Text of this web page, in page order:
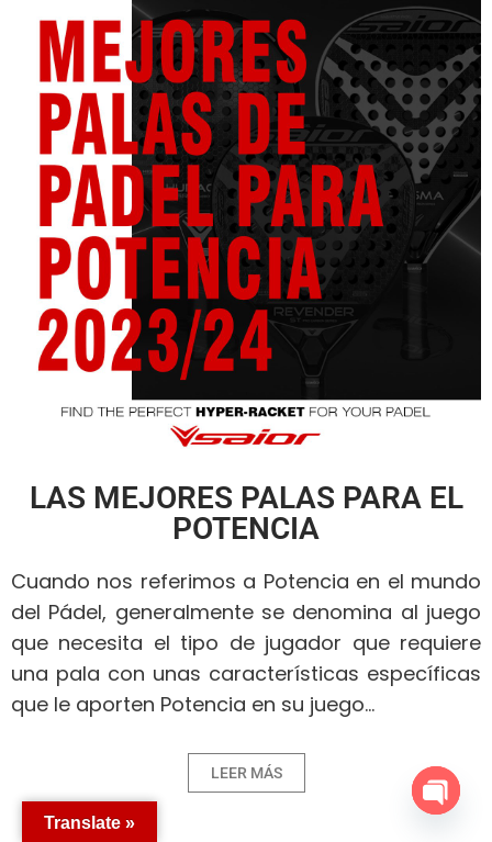
LAS MEJORES PALAS PARA EL
POTENCIA
Cuando nos referimos a Potencia en el mundo
del Pádel, generalmente se denomina al juego
que necesita el tipo de jugador que requiere
una pala con unas características específicas
que le aporten Potencia en su juego…
LEER MÁS
Translate »